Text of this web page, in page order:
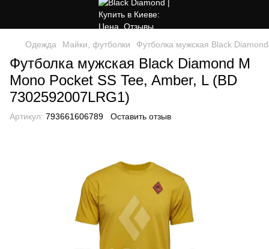
Одежда Майки, футболки Футболка мужская Black
Футболка мужская Black Diamond M
Mono Pocket SS Tee, Amber, L (BD
7302592007LRG1)
Артикул: 793661606789 Оставить отзыв